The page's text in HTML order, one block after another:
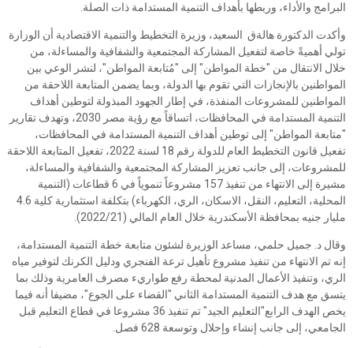
البرامج والأداء، وربطها بأهداف التنمية المستدامة ذات الصلة.
وأكدت الدكتورة هالةق السعيد، وزيرة التخطيط والتنمية الاقتصادية أن الوزارة
تولي أهميةً خاصة لتفعيل المشاركة المجتمعية والشفافية والمساءلة، من
خلال الانتقال من "خطة المواطن" إلى "مُتابعة المواطن"، لنشر الوعي بين
المواطنين بالإنجازات التي تقوم بها الدولة، وبما يضمن المتابعة اللاحقة من
المواطنين للمشروعات المنفذة، في إطار الجهود المبذولة لتوطين أهداف
التنمية المستدامة في المحافظات، اتساقاً مع رؤية مصر 2030، وتهدف تقارير
"متابعة المواطن" إلى توطين أهداف التنمية المستدامة في المحافظات،
تفعيل قانون التخطيط العام للدولة رقم 18 لسنة 2022، تفعيل المتابعة اللاحقة
للمشروعات، إلى جانب تعزيز المشاركة المجتمعية والشفافية والمساءلة،
مشيرة إلى الانتهاء من تنفيذ 157 مشروعاً تنموياً في 6 قطاعات (التنمية
المحلية، التعليم، النقل، الاسكان، الري، الكهرباء) بتكلفة استثمارية كلية 4.6
مليار جنيه بمحافظة الأسكندرية خلال العام المالي (2022/21).
وقال د. جميل حلمي، مساعد الوزيرة لشئون متابعة خطة التنمية المستدامة،
إنه تم الانتهاء من تنفيذ مشروع تأهيل ترعة الفنجري ودليل الكرنك لتوفير مياه
الري، وتنفيذ الأعمال المدنية لمحطة رفع طواريء مصرف العامرية وذلك بما
يتسق مع هدف التنمية المستدامة الثاني "القضاء على الجوع"، مضيفا أنه فيما
يخص الهدف الرابع"التعليم الجيد" تم تنفيذ 36 مشروعا في قطاع التعليم قبل
الجامعي، إلى جانب إنشاء وإحلال وتوسعة 628 فصل.